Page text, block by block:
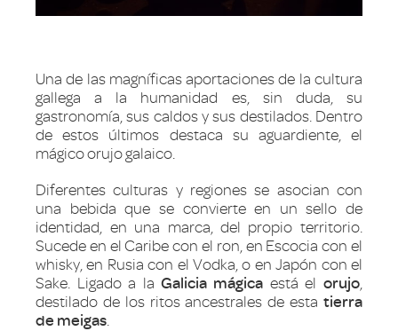
Una de las magníficas aportaciones de la cultura
gallega a la humanidad es, sin duda, su
gastronomía, sus caldos y sus destilados. Dentro
de estos últimos destaca su aguardiente, el
mágico orujo galaico.
Diferentes culturas y regiones se asocian con
una bebida que se convierte en un sello de
identidad, en una marca, del propio territorio.
Sucede en el Caribe con el ron, en Escocia con el
whisky, en Rusia con el Vodka, o en Japón con el
Sake. Ligado a la Galicia mágica está el orujo,
destilado de los ritos ancestrales de esta tierra
de meigas.